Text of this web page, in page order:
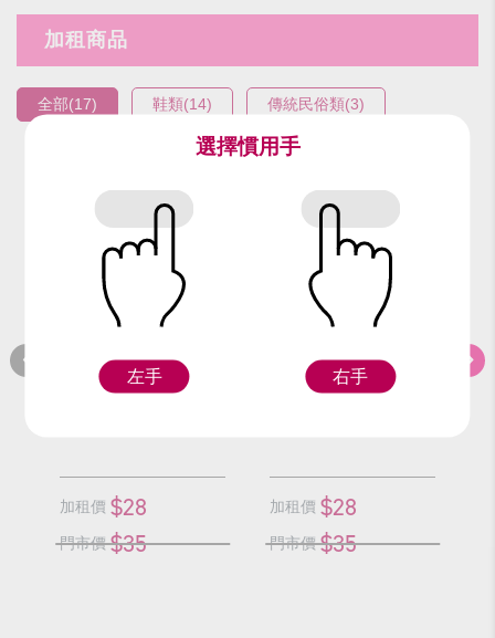
加租商品
全部(17) 鞋類(14) 傳統民俗類(3)
粉彩鞋(28.5號)
加租價 $28
門市價 $35
粉彩鞋(28號)
加租價 $28
門市價 $35
選擇慣用手
左手 右手